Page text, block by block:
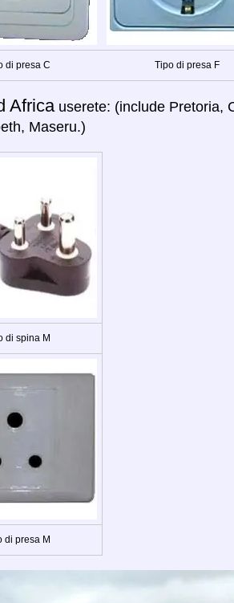
di presa C Tipo di presa F
Africa userete: (include Pretoria,
Maseru.)
di spina M
di presa M